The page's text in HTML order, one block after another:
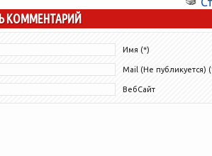
КОММЕНТАРИЙ
Имя (*)
Mail (Не публикуется)
ВебСайт